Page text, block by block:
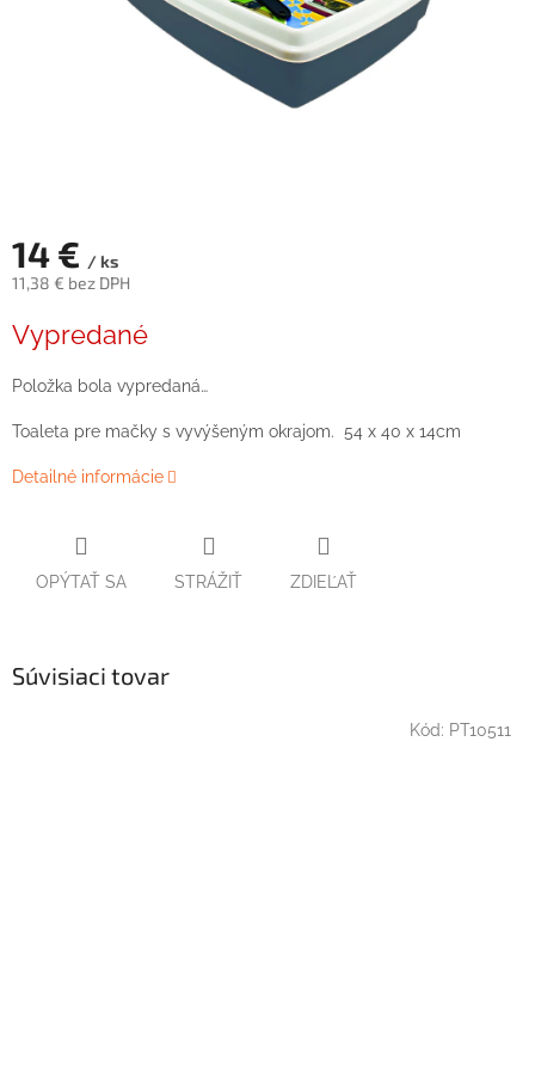
14 € / ks
11,38 € bez DPH
cena:
Vypredané
Položka bola vypredaná…
Toaleta pre mačky s vyvýšeným okrajom. 54 x 40 x 14cm
Detailné informácie
OPÝTAŤ SA STRÁŽIŤ ZDIEĽAŤ
Súvisiaci tovar
Kód: PT10511